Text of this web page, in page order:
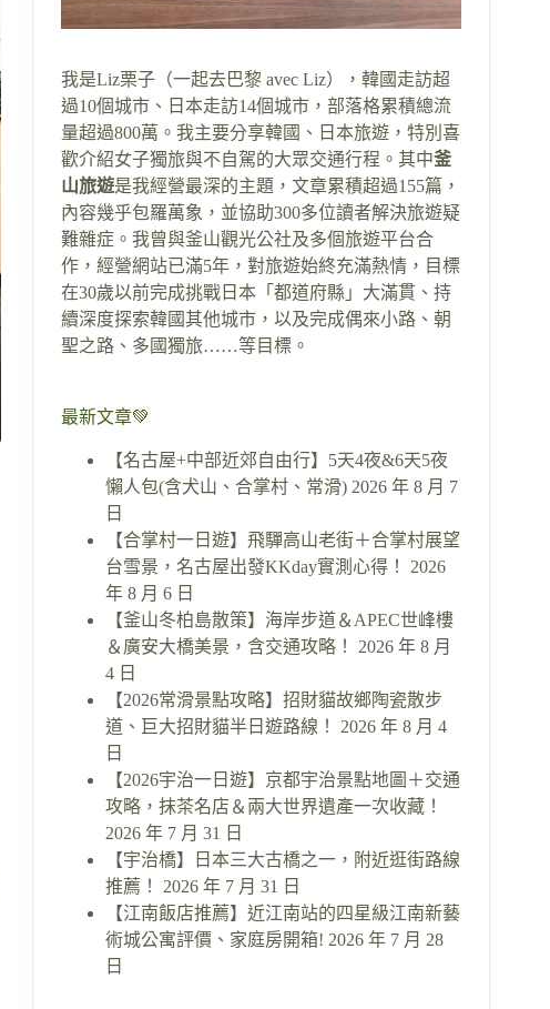
我是Liz栗子（一起去巴黎 avec Liz），韓國走訪超
過10個城市、日本走訪14個城市，部落格累積總流
量超過800萬。我主要分享韓國、日本旅遊，特別喜
歡介紹女子獨旅與不自駕的大眾交通行程。其中釜
山旅遊是我經營最深的主題，文章累積超過155篇，
內容幾乎包羅萬象，並協助300多位讀者解決旅遊疑
難雜症。我曾與釜山觀光公社及多個旅遊平台合
作，經營網站已滿5年，對旅遊始終充滿熱情，目標
在30歲以前完成挑戰日本「都道府縣」大滿貫、持
續深度探索韓國其他城市，以及完成偶來小路、朝
聖之路、多國獨旅……等目標。
最新文章💚
【名古屋+中部近郊自由行】5天4夜&6天5夜
懶人包(含犬山、合掌村、常滑) 2026 年 8 月 7
日
【合掌村一日遊】飛驒高山老街＋合掌村展望
台雪景，名古屋出發KKday實測心得！
2026
年 8 月 6 日
【釜山冬柏島散策】海岸步道＆APEC世峰樓
＆廣安大橋美景，含交通攻略！
2026 年 8 月
4 日
【2026常滑景點攻略】招財貓故鄉陶瓷散步
道、巨大招財貓半日遊路線！
2026 年 8 月 4
日
【2026宇治一日遊】京都宇治景點地圖＋交通
攻略，抹茶名店＆兩大世界遺產一次收藏！
2026 年 7 月 31 日
【宇治橋】日本三大古橋之一，附近逛街路線
推薦！
2026 年 7 月 31 日
【江南飯店推薦】近江南站的四星級江南新藝
術城公寓評價、家庭房開箱! 2026 年 7 月 28
日